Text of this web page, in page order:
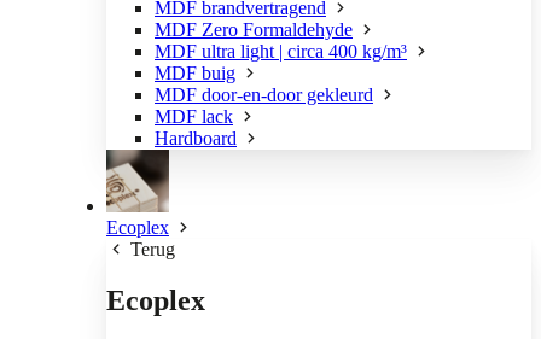
MDF brandvertragend
MDF Zero Formaldehyde
MDF ultra light | circa 400 kg/m³
MDF buig
MDF door-en-door gekleurd
MDF lack
Hardboard
Ecoplex
Terug
Ecoplex